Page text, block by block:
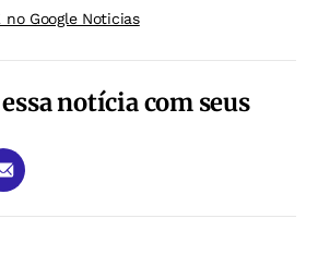
no Google Noticias
notícia com seus